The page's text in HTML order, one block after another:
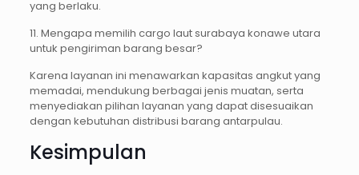
yang berlaku.
11. Mengapa memilih cargo laut surabaya konawe utara
untuk pengiriman barang besar?
Karena layanan ini menawarkan kapasitas angkut yang
memadai, mendukung berbagai jenis muatan, serta
menyediakan pilihan layanan yang dapat disesuaikan
dengan kebutuhan distribusi barang antarpulau.
Kesimpulan